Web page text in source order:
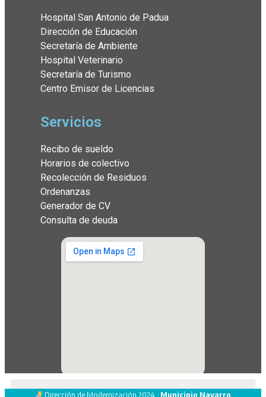
Hospital San Antonio de Padua
Dirección de Educación
Secretaría de Ambiente
Hospital Veterinario
Secretaría de Turismo
Centro Emisor de Licencias
Servicios
Recibo de sueldo
Horarios de colectivo
Recolección de Residuos
Ordenanzas
Generador de CV
Consulta de deuda
Dirección de Modernización 2024 · Municipio Navarro